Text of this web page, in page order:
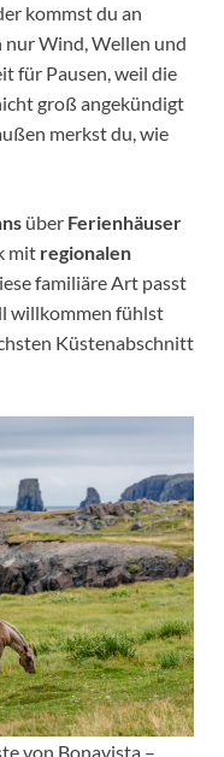
kommst du an
nur Wind, Wellen und
für Pausen, weil die
groß angekündigt
merkst du, wie
über Ferienhäuser
mit regionalen
familiäre Art passt
willkommen fühlst
Küstenabschnitt
von Bonavista –